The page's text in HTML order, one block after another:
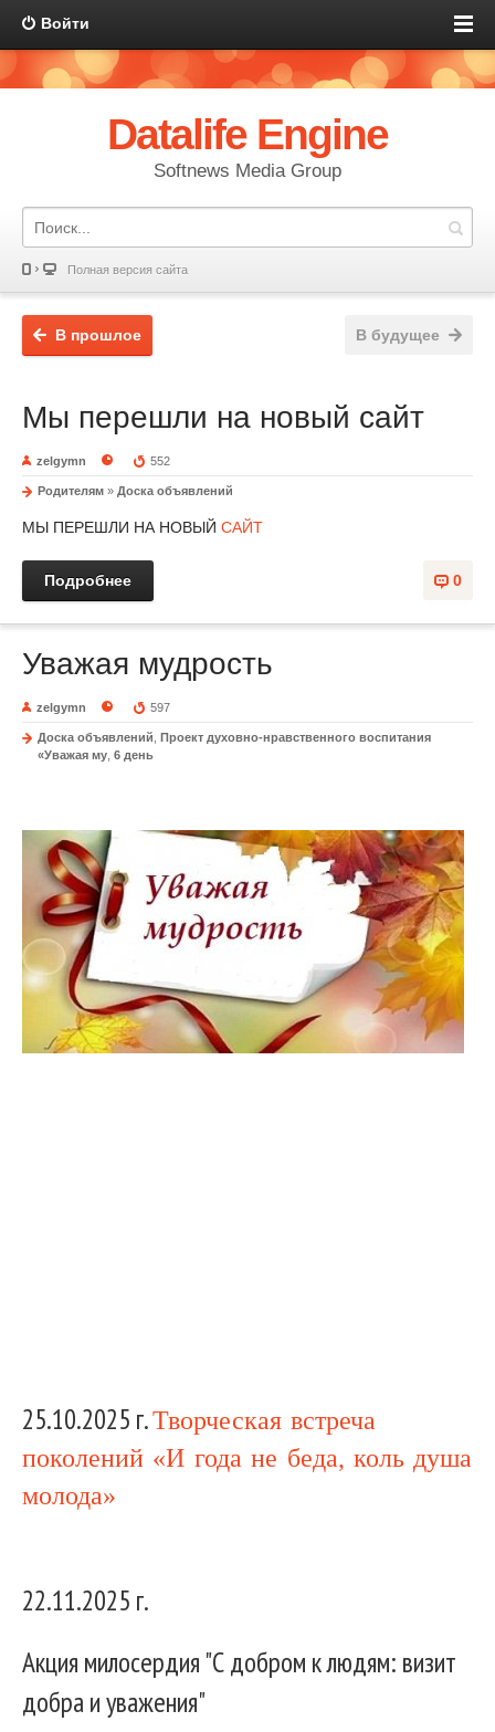
Войти
Datalife Engine
Softnews Media Group
Полная версия сайта
В будущее
В прошлое
Мы перешли на новый сайт
zelgymn 552
Родителям » Доска объявлений
МЫ ПЕРЕШЛИ НА НОВЫЙ САЙТ
0
Подробнее
Уважая мудрость
zelgymn 597
Доска объявлений Проект духовно-нравственного воспитания
«Уважая му 6 день
25.10.2025 г.Творческая встреча
поколений «И года не беда, коль душа
молода»
22.11.2025 г.
Акция милосердия "С добром к людям: визит
добра и уважения"